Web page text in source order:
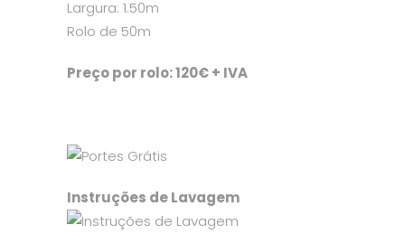
Largura: 1.50m
Rolo de 50m
Preço por rolo: 120€ + IVA
Instruções de Lavagem